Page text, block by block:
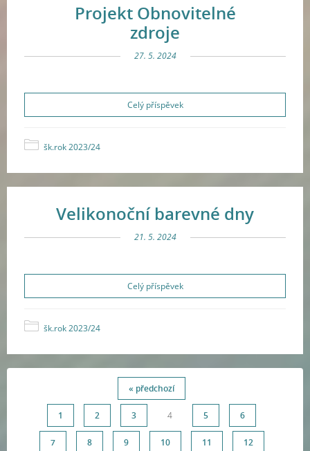
Projekt Obnovitelné
zdroje
27. 5. 2024
Celý příspěvek
šk.rok 2023/24
Velikonoční barevné dny
21. 5. 2024
Celý příspěvek
šk.rok 2023/24
« předchozí
1 2 3 4 5 6
7 8 9 10 11 12